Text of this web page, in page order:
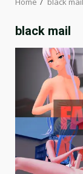
black mail